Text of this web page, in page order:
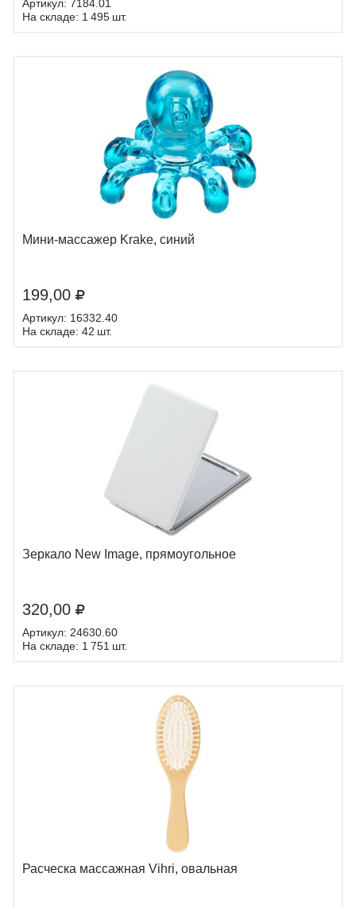
Артикул: 7184.01
На складе: 1 495 шт.
Мини-массажер Krake, синий
199,00
Артикул: 16332.40
На складе: 42 шт.
Зеркало New Image, прямоугольное
320,00
Артикул: 24630.60
На складе: 1 751 шт.
Расческа массажная Vihri, овальная